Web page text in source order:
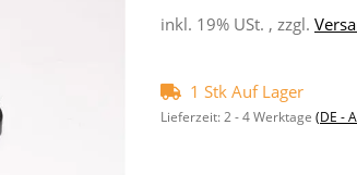
inkl. 19% USt. , zzgl.
1 Stk Auf Lager
Lieferzeit:2 - 4 Werktage (DE -